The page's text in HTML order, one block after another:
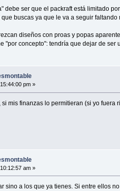
debe ser que el packraft está limitado
buscas ya que le va a seguir
diseños con proas y popas
"por concepto": tendría que dejar de
pm »
mis finanzas lo permitieran (si yo
am »
sino a los que ya tienes. Si entre ellos